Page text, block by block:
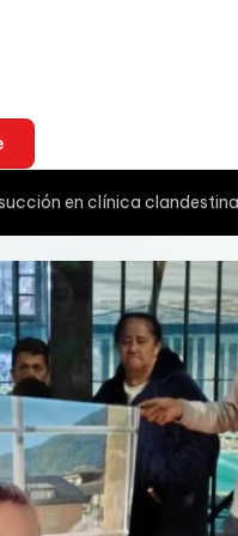
en clínica clandestina